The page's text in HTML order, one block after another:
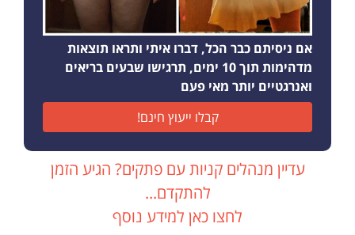
אם ניסיתם כבר הכל, דברו איתי ותראו תוצאות
מדהימות תוך 10 ימים, תרגישו שבעים בריאים
ואנרגטיים יותר מאי פעם
קבלו ייעוץ חינם!
עדיין מנהלים קניות עם פתקים? הגיע הזמן
להתקדם...
לחצו כאן למידע נוסף